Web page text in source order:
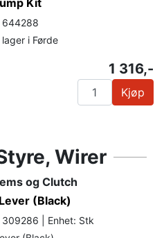
644288
i Førde
1 316,-
Kjøp
Wirer
og Clutch
(Black)
309286 | Enhet: Stk